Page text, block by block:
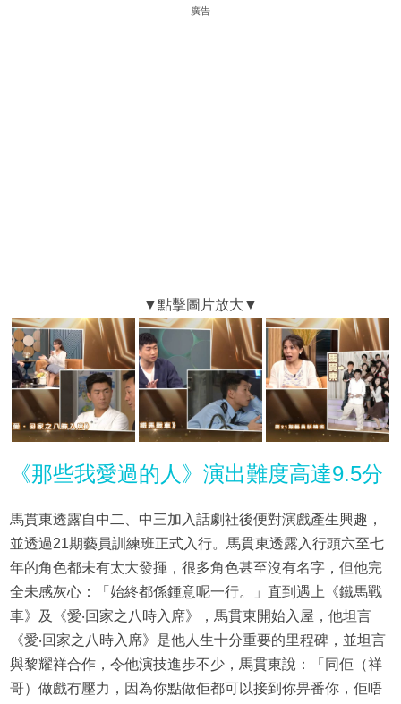
廣告
《那些我愛過的人》演出難度高達9.5分
馬貫東透露自中二、中三加入話劇社後便對演戲產生興趣，
並透過21期藝員訓練班正式入行。馬貫東透露入行頭六至七
年的角色都未有太大發揮，很多角色甚至沒有名字，但他完
全未感灰心：「始終都係鍾意呢一行。」直到遇上《鐵馬戰
車》及《愛‧回家之八時入席》，馬貫東開始入屋，他坦言
《愛‧回家之八時入席》是他人生十分重要的里程碑，並坦言
與黎耀祥合作，令他演技進步不少，馬貫東說：「同佢（祥
哥）做戲冇壓力，因為你點做佢都可以接到你畀番你，佢唔